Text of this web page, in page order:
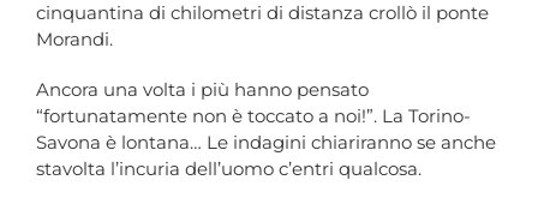
cinquantina di chilometri di distanza crollò il ponte
Morandi.
Ancora una volta i più hanno pensato
“fortunatamente non è toccato a noi!”. La Torino-
Savona è lontana… Le indagini chiariranno se anche
stavolta l’incuria dell’uomo c’entri qualcosa.